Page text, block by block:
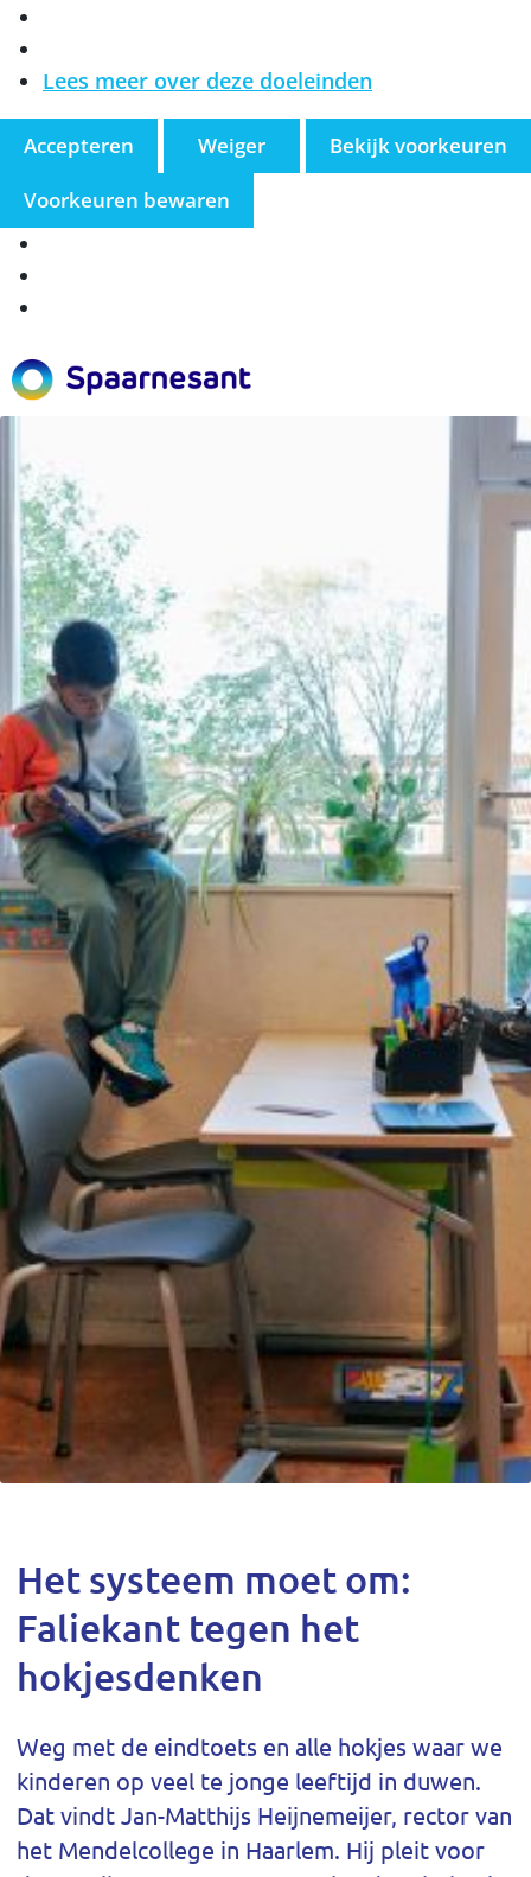
Lees meer over deze doeleinden
Accepteren Weiger
Bekijk voorkeuren
Voorkeuren bewaren
Het systeem moet om:
Faliekant tegen het
hokjesdenken
Weg met de eindtoets en alle hokjes waar we
kinderen op veel te jonge leeftijd in duwen.
Dat vindt Jan-Matthijs Heijnemeijer, rector van
het Mendelcollege in Haarlem. Hij pleit voor